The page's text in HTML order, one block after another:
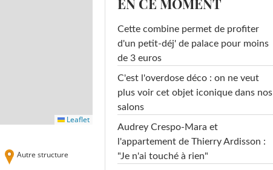
Leaflet
Autre structure
EN CE MOMENT
Cette combine permet de profiter
d'un petit-déj' de palace pour moins
de 3 euros
C'est l'overdose déco : on ne veut
plus voir cet objet iconique dans nos
salons
Audrey Crespo-Mara et
l'appartement de Thierry Ardisson :
"Je n'ai touché à rien"